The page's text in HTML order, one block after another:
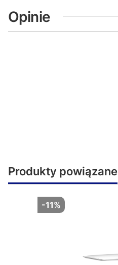
Opinie
Produkty powiązane
-11%